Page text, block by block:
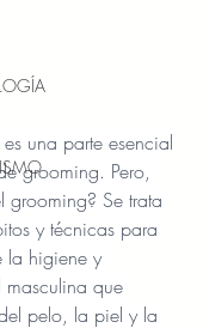
una parte esencial
grooming. Pero,
grooming? Se trata
y técnicas para
la higiene y
que
pelo, la piel y la